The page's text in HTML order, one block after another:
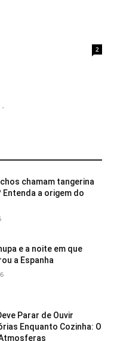
2
-
chamam tangerina
a origem do
e a noite em que
a Espanha
Parar de Ouvir
Enquanto Cozinha: O